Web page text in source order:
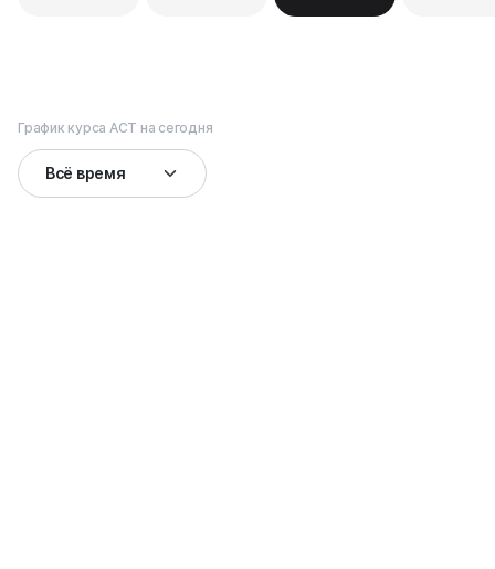
График курса ACT на сегодня